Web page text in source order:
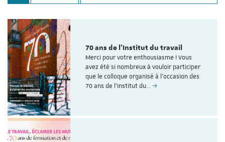
70 ans de l'Institut du travail
Merci pour votre enthousiasme ! Vous
avez été si nombreux à vouloir participer
que le colloque organisé à l'occasion des
70 ans de l’Institut du…